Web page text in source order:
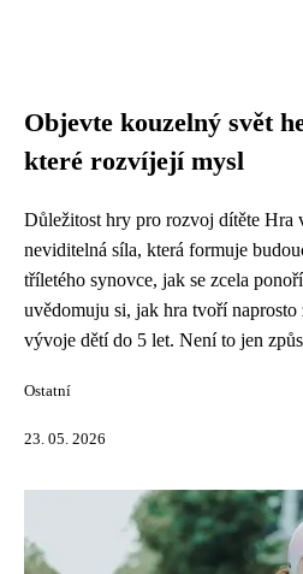
Objevte kouzelný svět
které rozvíjejí mysl
Důležitost hry pro rozvoj dítěte Hra
neviditelná síla, která formuje
tříletého synovce, jak se zcela
uvědomuju si, jak hra tvoří
vývoje dětí do 5 let. Není to jen
Ostatní
23. 05. 2026